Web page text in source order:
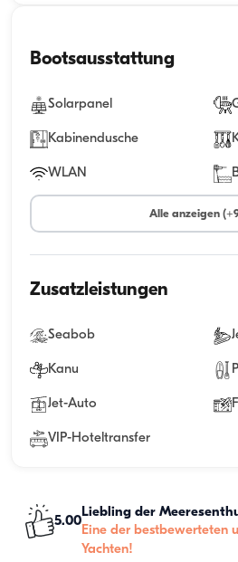
Bootsausstattung
Solarpanel
Kabinendusche
WLAN
Alle anzeigen
Zusatzleistungen
Seabob
Kanu
Jet-Auto
VIP-Hoteltransfer
5.00
Liebling der
Eine der bestbewerteten
Yachten!